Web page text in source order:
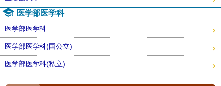
医学部医学科
医学部医学科
医学部医学科(国公立)
医学部医学科(私立)